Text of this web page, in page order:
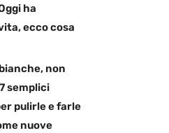
ha
ecco cosa
non
semplici
pulirle e farle
nuove